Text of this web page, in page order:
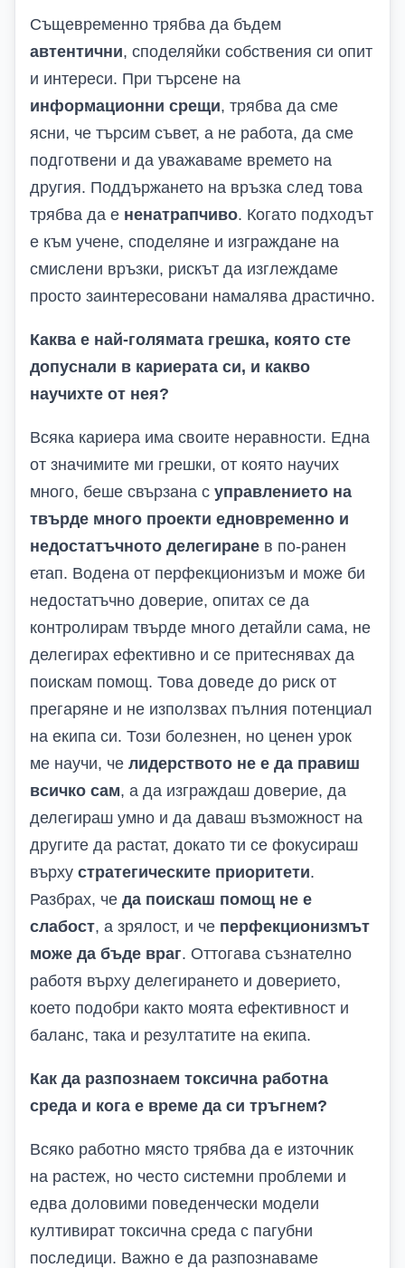
Същевременно трябва да бъдем
автентични, споделяйки собствения си опит
и интереси. При търсене на
информационни срещи, трябва да сме
ясни, че търсим съвет, а не работа, да сме
подготвени и да уважаваме времето на
другия. Поддържането на връзка след това
трябва да е ненатрапчиво. Когато подходът
е към учене, споделяне и изграждане на
смислени връзки, рискът да изглеждаме
просто заинтересовани намалява драстично.
Каква е най-голямата грешка, която сте
допуснали в кариерата си, и какво
научихте от нея?
Всяка кариера има своите неравности. Една
от значимите ми грешки, от която научих
много, беше свързана с управлението на
твърде много проекти едновременно и
недостатъчното делегиране в по-ранен
етап. Водена от перфекционизъм и може би
недостатъчно доверие, опитах се да
контролирам твърде много детайли сама, не
делегирах ефективно и се притеснявах да
поискам помощ. Това доведе до риск от
прегаряне и не използвах пълния потенциал
на екипа си. Този болезнен, но ценен урок
ме научи, че лидерството не е да правиш
всичко сам, а да изграждаш доверие, да
делегираш умно и да даваш възможност на
другите да растат, докато ти се фокусираш
върху стратегическите приоритети.
Разбрах, че да поискаш помощ не е
слабост, а зрялост, и че перфекционизмът
може да бъде враг. Оттогава съзнателно
работя върху делегирането и доверието,
което подобри както моята ефективност и
баланс, така и резултатите на екипа.
Как да разпознаем токсична работна
среда и кога е време да си тръгнем?
Всяко работно място трябва да е източник
на растеж, но често системни проблеми и
едва доловими поведенчески модели
култивират токсична среда с пагубни
последици. Важно е да разпознаваме